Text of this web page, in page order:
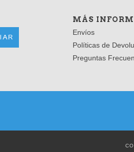
MÁS
Envíos
Políticas de
Preguntas